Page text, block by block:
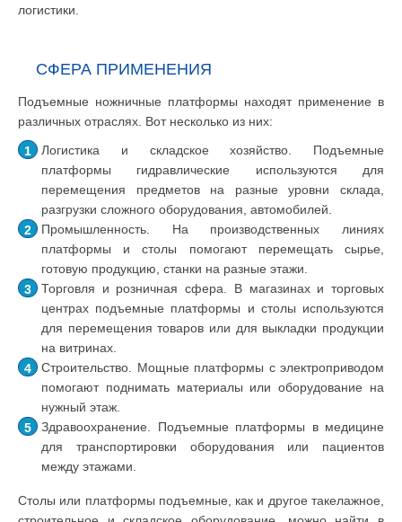
логистики.
СФЕРА ПРИМЕНЕНИЯ
Подъемные ножничные платформы находят применение в
различных отраслях. Вот несколько из них:
Логистика и складское хозяйство. Подъемные
платформы гидравлические используются для
перемещения предметов на разные уровни склада,
разгрузки сложного оборудования, автомобилей.
Промышленность. На производственных линиях
платформы и столы помогают перемещать сырье,
готовую продукцию, станки на разные этажи.
Торговля и розничная сфера. В магазинах и торговых
центрах подъемные платформы и столы используются
для перемещения товаров или для выкладки продукции
на витринах.
Строительство. Мощные платформы с электроприводом
помогают поднимать материалы или оборудование на
нужный этаж.
Здравоохранение. Подъемные платформы в медицине
для транспортировки оборудования или пациентов
между этажами.
Столы или платформы подъемные, как и другое такелажное,